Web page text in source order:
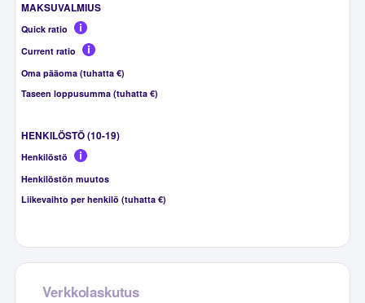
MAKSUVALMIUS
Quick ratio
Current ratio
Oma pääoma (tuhatta €)
Taseen loppusumma (tuhatta €)
HENKILÖSTÖ (10-19)
Henkilöstö
Henkilöstön muutos
Liikevaihto per henkilö (tuhatta €)
Verkkolaskutus